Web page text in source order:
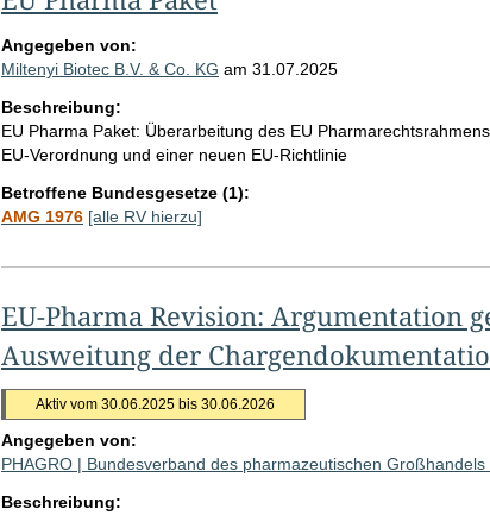
Angegeben von:
Miltenyi Biotec B.V. & Co. KG am 31.07.2025
Beschreibung:
EU Pharma Paket: Überarbeitung des EU
EU-Verordnung und einer neuen EU-Richtlinie
Betroffene Bundesgesetze (1):
AMG 1976 [alle RV hierzu]
EU-Pharma Revision: Argumentation
Ausweitung der
Aktiv vom 30.06.2025 bis 30.06.2026
Angegeben von:
PHAGRO | Bundesverband des pharmazeutischen Großhandels
Beschreibung: